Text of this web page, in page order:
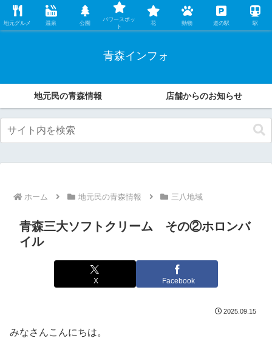
レンタカー店の中の人が、地元民ならではの観光・グルメ情報などオススメす
る魅力をこっそり伝えます。
青森インフォ
地元民の青森情報 店舗からのお知らせ
ホーム 地元民の青森情報 三八地域
青森三大ソフトクリーム その②ホロンバ
イル
X Facebook
2025.09.15
みなさんこんにちは。
地元グルメ 温泉 公園
パワースポッ
ト
花 動物 道の駅 駅